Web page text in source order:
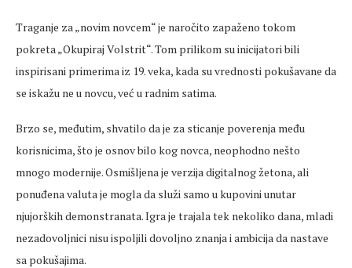
Traganje za „novim novcem“ je naročito zapaženo tokom
pokreta „Okupiraj Volstrit“. Tom prilikom su inicijatori bili
inspirisani primerima iz 19. veka, kada su vrednosti pokušavane da
se iskažu ne u novcu, već u radnim satima.
Brzo se, međutim, shvatilo da je za sticanje poverenja među
korisnicima, što je osnov bilo kog novca, neophodno nešto
mnogo modernije. Osmišljena je verzija digitalnog žetona, ali
ponuđena valuta je mogla da služi samo u kupovini unutar
njujorških demonstranata. Igra je trajala tek nekoliko dana, mladi
nezadovoljnici nisu ispoljili dovoljno znanja i ambicija da nastave
sa pokušajima.